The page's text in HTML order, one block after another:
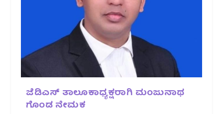
ಜೆಡಿಎಸ್ ತಾಲೂಕಾಧ್ಯಕ್ಷರಾಗಿ ಮಂಜುನಾಥ
ಗೊಂಡ ನೇಮಕ